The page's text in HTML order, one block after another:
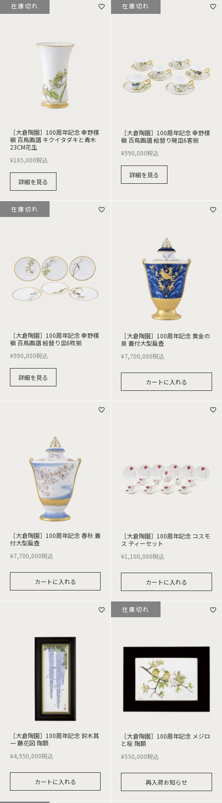
［大倉陶園］100周年記念 幸野楳
嶺 百鳥画譜 キクイタダキと青木
23CM花生
¥165,000税込
詳細を見る
在庫切れ
［大倉陶園］100周年記念 幸野楳
嶺 百鳥画譜 絵替り碗皿6客揃
¥990,000税込
詳細を見る
在庫切れ
［大倉陶園］100周年記念 幸野楳
嶺 百鳥画譜 絵替り皿6枚揃
¥990,000税込
詳細を見る
在庫切れ
［大倉陶園］100周年記念 黄金の
泉 蓋付大型扁壺
¥7,700,000税込
カートに入れる
［大倉陶園］100周年記念 春秋 蓋
付大型扁壺
¥7,700,000税込
カートに入れる
［大倉陶園］100周年記念 コスモ
ス ティーセット
¥1,100,000税込
カートに入れる
［大倉陶園］100周年記念 鈴木其
一 藤花図 陶額
¥4,950,000税込
カートに入れる
［大倉陶園］100周年記念 メジロ
と桜 陶額
¥550,000税込
再入荷お知らせ
在庫切れ